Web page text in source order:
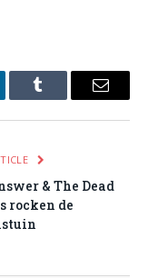
Tumblr Email
& The Dead
rocken de